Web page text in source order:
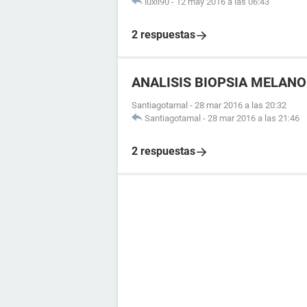
2 respuestas
ANALISIS BIOPSIA
Santiagotamal - 28 mar 2016 a las 20:32
Santiagotamal - 28 mar 2016 a las 21:46
2 respuestas